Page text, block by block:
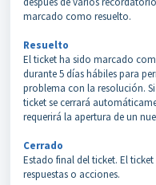
marcado como resuelto.
Resuelto
El ticket ha sido marcado
durante 5 días hábiles para
problema con la resolución.
ticket se cerrará
requerirá la apertura de un
Cerrado
Estado final del ticket. El
respuestas o acciones.